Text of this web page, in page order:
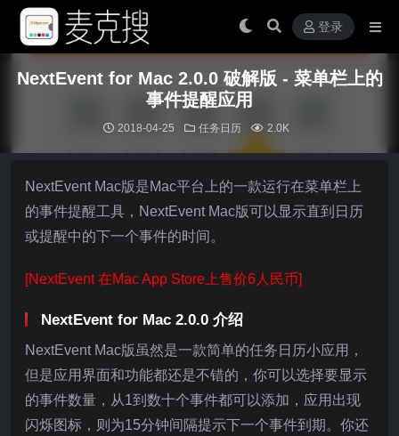
登录
NextEvent for Mac 2.0.0 破解版 - 菜单栏上的
事件提醒应用
2018-04-25 任务日历 2.0K
NextEvent Mac版是Mac平台上的一款运行在菜单栏上
的事件提醒工具，NextEvent Mac版可以显示直到日历
或提醒中的下一个事件的时间。
[NextEvent 在Mac App Store上售价6人民币]
NextEvent for Mac 2.0.0 介绍
NextEvent Mac版虽然是一款简单的任务日历小应用，
但是应用界面和功能都还是不错的，你可以选择要显示
的事件数量，从1到数十个事件都可以添加，应用出现
闪烁图标，则为15分钟间隔提示下一个事件到期。你还